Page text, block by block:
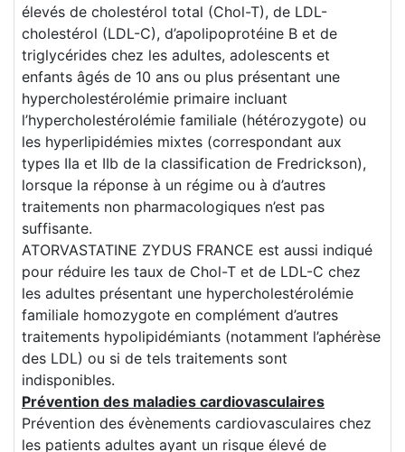
élevés de cholestérol total (Chol-T), de LDL-
cholestérol (LDL-C), d’apolipoprotéine B et de
triglycérides chez les adultes, adolescents et
enfants âgés de 10 ans ou plus présentant une
hypercholestérolémie primaire incluant
l’hypercholestérolémie familiale (hétérozygote) ou
les hyperlipidémies mixtes (correspondant aux
types IIa et IIb de la classification de Fredrickson),
lorsque la réponse à un régime ou à d’autres
traitements non pharmacologiques n’est pas
suffisante.
ATORVASTATINE ZYDUS FRANCE est aussi indiqué
pour réduire les taux de Chol-T et de LDL-C chez
les adultes présentant une hypercholestérolémie
familiale homozygote en complément d’autres
traitements hypolipidémiants (notamment l’aphérèse
des LDL) ou si de tels traitements sont
indisponibles.
Prévention des maladies cardiovasculaires
Prévention des évènements cardiovasculaires chez
les patients adultes ayant un risque élevé de